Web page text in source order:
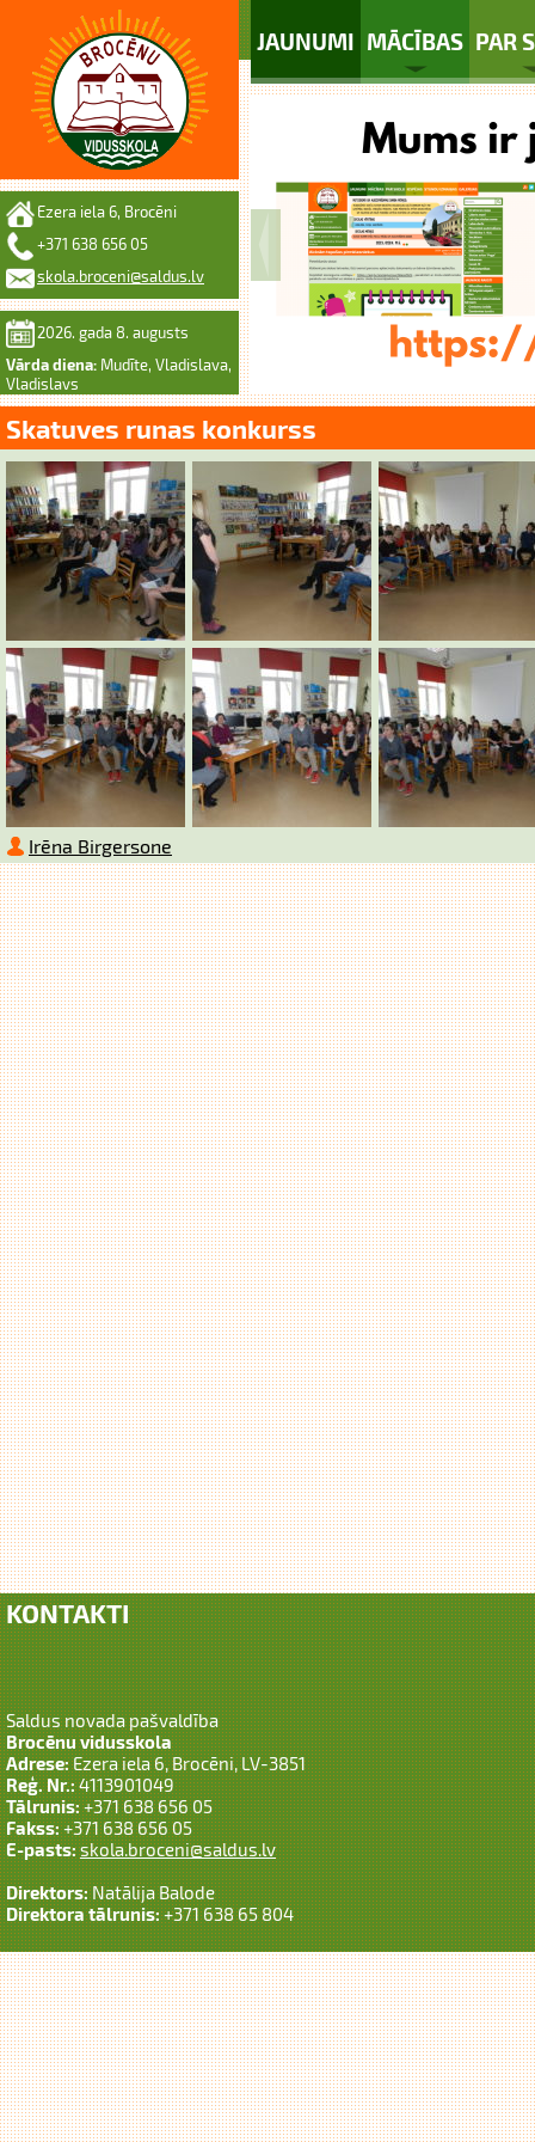
JAUNUMI MĀCĪBAS PAR
Ezera iela 6, Brocēni
+371 638 656 05
skola.broceni@saldus.lv
2026. gada 8. augusts
Vārda diena: Mudīte, Vladislava,
Vladislavs
Skatuves runas konkurss
Irēna Birgersone
KONTAKTI
Saldus novada pašvaldība
Brocēnu vidusskola
Adrese:Ezera iela 6, Brocēni, LV-3851
Reģ. Nr.:4113901049
Tālrunis:+371 638 656 05
Fakss:+371 638 656 05
E-pasts:skola.broceni@saldus.lv
Direktors:Natālija Balode
Direktora tālrunis:+371 638 65 804